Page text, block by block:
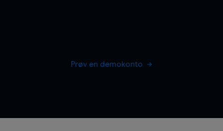
Prøv en demokonto